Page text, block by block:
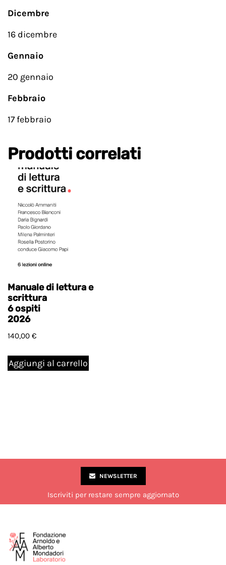
Dicembre
16 dicembre
Gennaio
20 gennaio
Febbraio
17 febbraio
Prodotti correlati
Manuale di lettura e
scrittura
6 ospiti
2026
140,00 €
Aggiungi al carrello
NEWSLETTER
Iscriviti per restare sempre aggiornato